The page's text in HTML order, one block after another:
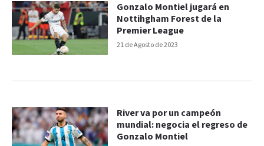
21 de Agosto de 2023
Gonzalo Montiel jugará en
Nottihgham Forest de la
Premier League
River va por un campeón
mundial: negocia el regreso de
Gonzalo Montiel